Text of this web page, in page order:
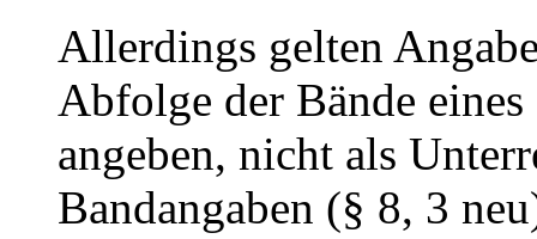
Allerdings gelten
Abfolge der Bände
angeben, nicht als
Bandangaben (§ 8, 3